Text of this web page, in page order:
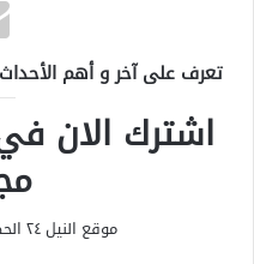
تعرف على آخر و أهم
اشترك الان في
موقع النيل ٢٤ الحصري علي مدار الساعة